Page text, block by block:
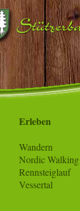
Erleben
Wandern
Nordic Walking
Rennsteiglauf
Vessertal